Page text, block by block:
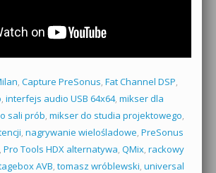
, Capture PreSonus, Fat Channel DSP,
, interfejs audio USB 64x64, mikser dla
sali prób, mikser do studia projektowego,
, nagrywanie wielośladowe, PreSonus
, Pro Tools HDX alternatywa, QMix, rackowy
AVB, tomasz wróblewski, universal